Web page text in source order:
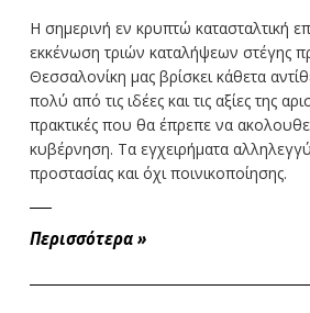
H σημερινή εν κρυπτώ κατασταλτική
εκκένωση τριών καταλήψεων στέγης
Θεσσαλονίκη μας βρίσκει κάθετα
πολύ από τις ιδέες και τις αξίες της
πρακτικές που θα έπρεπε να
κυβέρνηση. Τα εγχειρήματα
προστασίας και όχι ποινικοποίησης.
Περισσότερα »